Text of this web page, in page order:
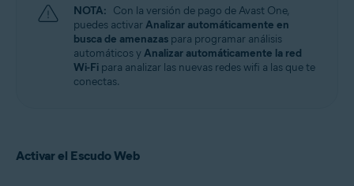
NOTA: Con la versión de pago de Avast One,
puedes activarAnalizar automáticamente en
busca de amenazas para programar análisis
automáticos y Analizar automáticamente la red
Wi-Fi para analizar las nuevas redes wifi a las que te
conectas.
Activar el Escudo Web